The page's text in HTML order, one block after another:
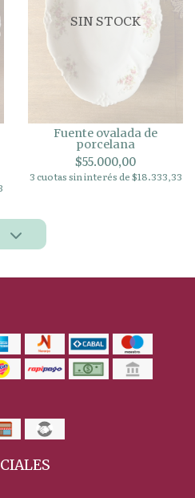
SIN STOCK
Fuente ovalada de
porcelana
$55.000,00
3 cuotas sin interés de $18.333,33